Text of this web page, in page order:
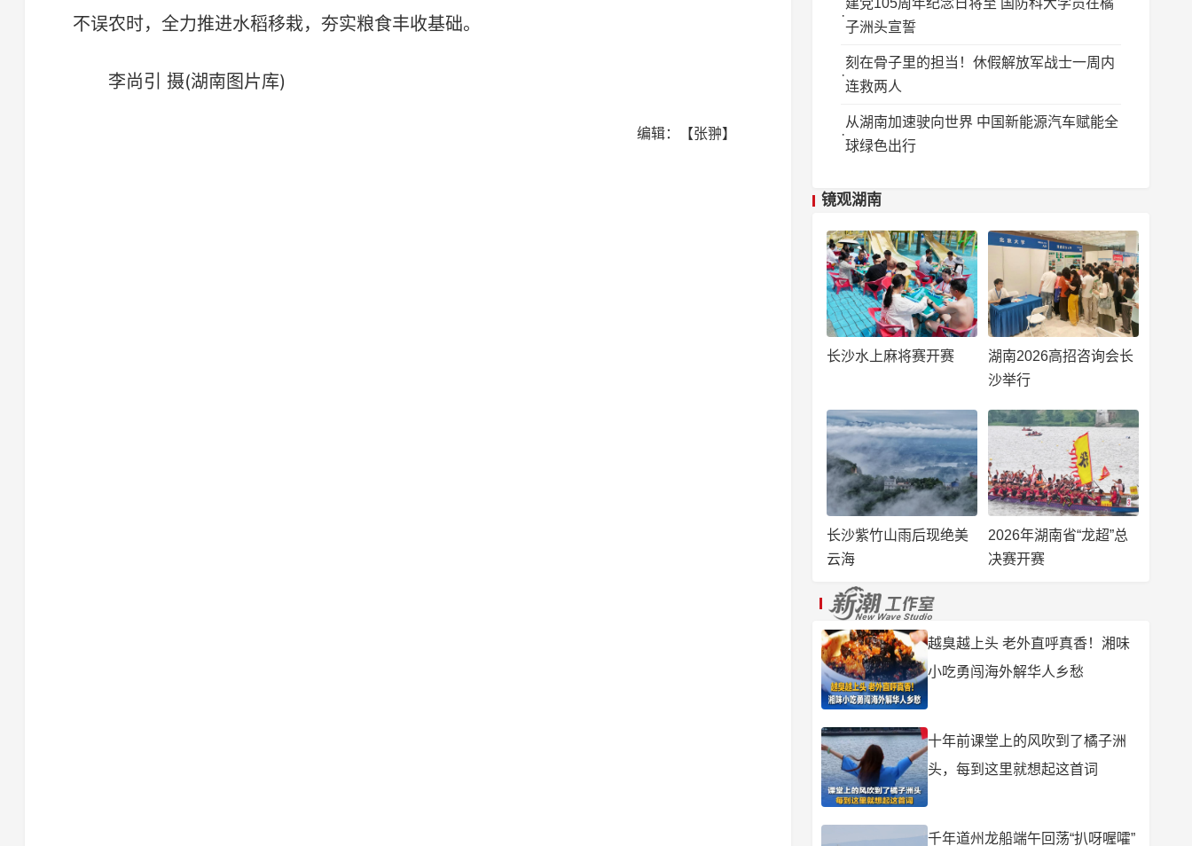
不误农时，全力推进水稻移栽，夯实粮食丰收基础。
李尚引 摄(湖南图片库)
编辑：【张翀】
建党105周年纪念日将至 国防科大学员在橘
子洲头宣誓
刻在骨子里的担当！休假解放军战士一周内
连救两人
从湖南加速驶向世界 中国新能源汽车赋能全
球绿色出行
镜观湖南
长沙水上麻将赛开赛
湖南2026高招咨询会长
沙举行
长沙紫竹山雨后现绝美
云海
2026年湖南省“龙超”总
决赛开赛
越臭越上头 老外直呼真香！湘味
小吃勇闯海外解华人乡愁
十年前课堂上的风吹到了橘子洲
头，每到这里就想起这首词
千年道州龙船端午回荡“扒呀喔嚯”